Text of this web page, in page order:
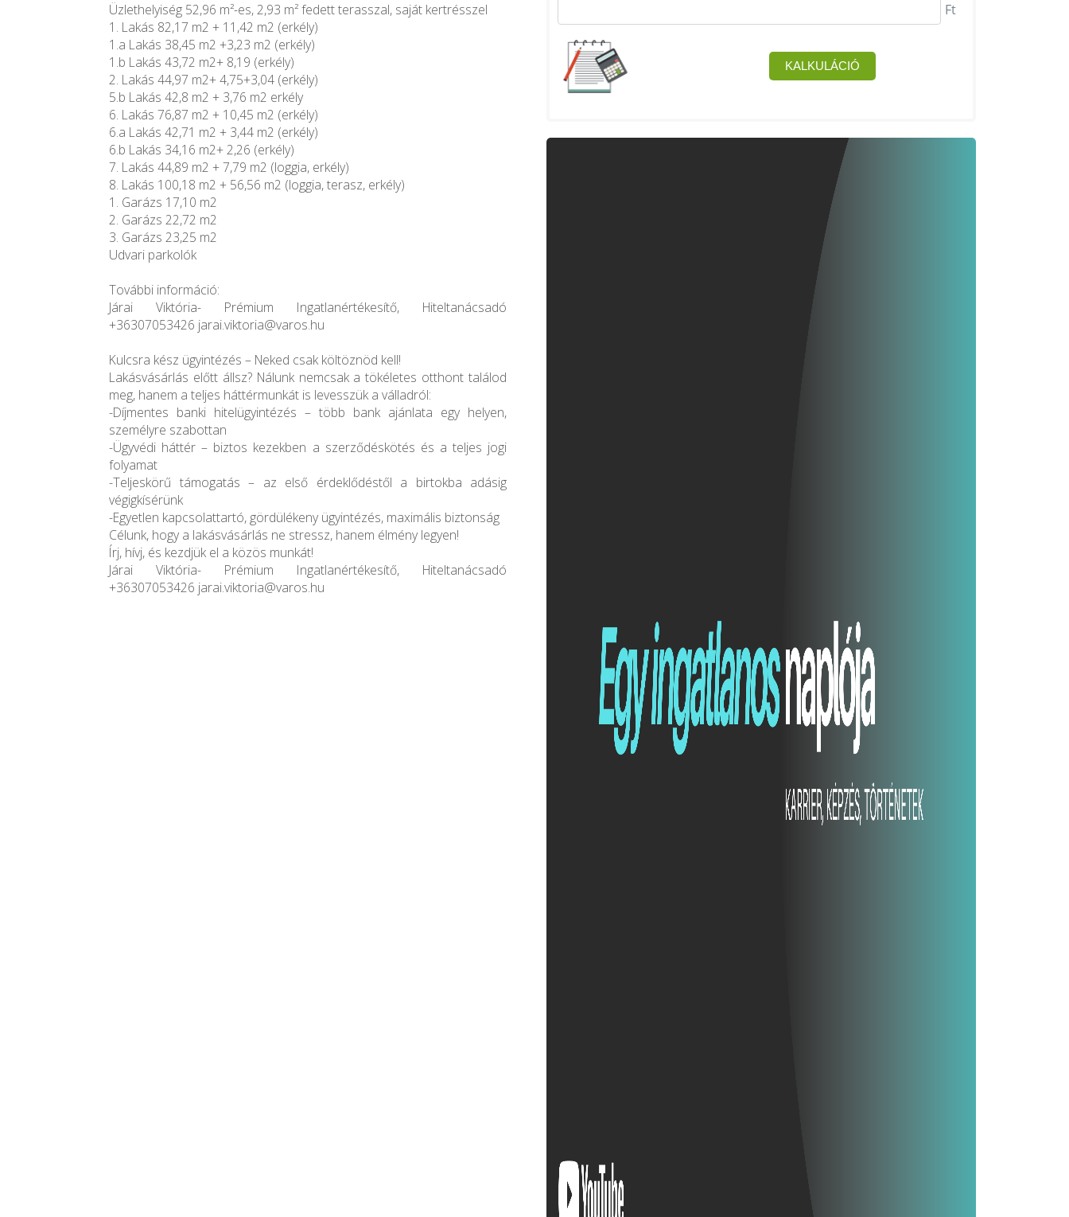
Üzlethelyiség 52,96 m²-es, 2,93 m² fedett terasszal, saját kertrésszel
1. Lakás 82,17 m2 + 11,42 m2 (erkély)
1.a Lakás 38,45 m2 +3,23 m2 (erkély)
1.b Lakás 43,72 m2+ 8,19 (erkély)
2. Lakás 44,97 m2+ 4,75+3,04 (erkély)
5.b Lakás 42,8 m2 + 3,76 m2 erkély
6. Lakás 76,87 m2 + 10,45 m2 (erkély)
6.a Lakás 42,71 m2 + 3,44 m2 (erkély)
6.b Lakás 34,16 m2+ 2,26 (erkély)
7. Lakás 44,89 m2 + 7,79 m2 (loggia, erkély)
8. Lakás 100,18 m2 + 56,56 m2 (loggia, terasz, erkély)
1. Garázs 17,10 m2
2. Garázs 22,72 m2
3. Garázs 23,25 m2
Udvari parkolók
További információ:
Járai Viktória- Prémium Ingatlanértékesítő, Hiteltanácsadó
+36307053426 jarai.viktoria@varos.hu
Kulcsra kész ügyintézés – Neked csak költöznöd kell!
Lakásvásárlás előtt állsz? Nálunk nemcsak a tökéletes otthont találod
meg, hanem a teljes háttérmunkát is levesszük a válladról:
-Díjmentes banki hitelügyintézés – több bank ajánlata egy helyen,
személyre szabottan
-Ügyvédi háttér – biztos kezekben a szerződéskötés és a teljes jogi
folyamat
-Teljeskörű támogatás – az első érdeklődéstől a birtokba adásig
végigkísérünk
-Egyetlen kapcsolattartó, gördülékeny ügyintézés, maximális biztonság
Célunk, hogy a lakásvásárlás ne stressz, hanem élmény legyen!
Írj, hívj, és kezdjük el a közös munkát!
Járai Viktória- Prémium Ingatlanértékesítő, Hiteltanácsadó
+36307053426 jarai.viktoria@varos.hu